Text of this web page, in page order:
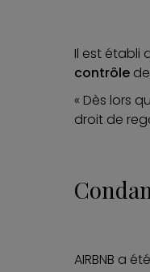
Il est établi
contrôle
« Dès lors
droit de
AIRBNB a